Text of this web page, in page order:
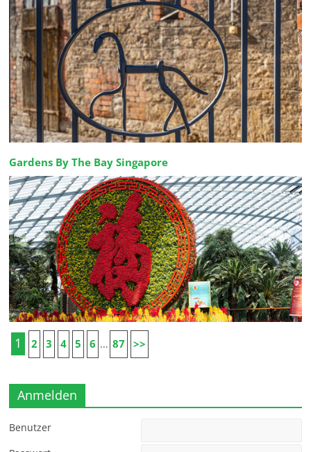
Gardens By The Bay Singapore
1 2 3 4 5 6 ... 87 >>
Anmelden
Benutzer